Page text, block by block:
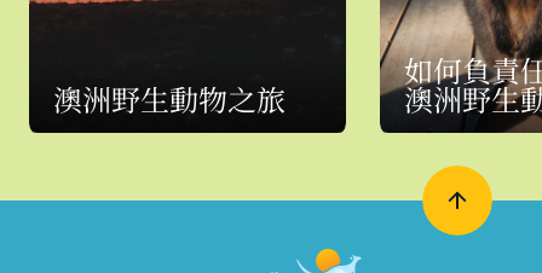
澳洲野生動物之旅
如何負責
澳洲野生